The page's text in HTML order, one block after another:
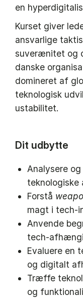
en
Kurset giver
ansvarlige
suverænitet og
danske
domineret af
teknologisk
ustabilitet.
Dit udbytte
Analysere
Forstå
magt i tech-
Anvende
tech-
Evaluere en
og digitalt
Træffe
og